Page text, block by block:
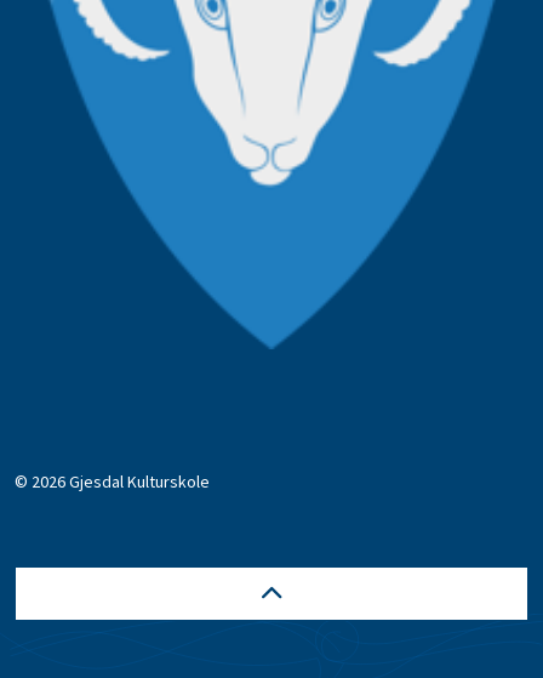
© 2026 Gjesdal Kulturskole